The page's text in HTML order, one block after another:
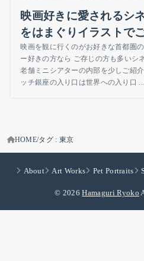
映画好きに愛されるシ
をはまぐりイラストで
映画を観に行くのがお好きな首都圏
ー好きの方なら ご存じの方も多いシ
老舗ミニシアターの内部を少しご紹
ッチ銀座の入り口は世界への入り口 ...
HOME タグ : 東京
About Art Works Pet Portraits
© 2026Hamaguri Ryoko